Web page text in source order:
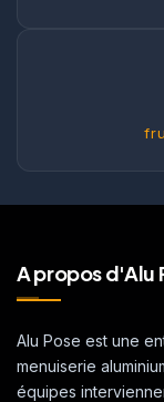
A propos d'Alu
Alu Pose est une
menuiserie
équipes